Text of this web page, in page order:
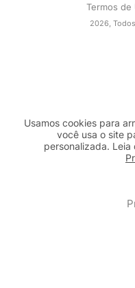
Termos de
2026,
Usamos cookies para
você usa o site
personalizada. Leia